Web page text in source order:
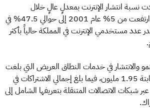
نسبة انتشار الإنترنت بمعدلٍ عالٍ خلال
السنوات الماضية حيث ارتفعت من 5% عام 2001 إلى حوالي 47.5% في
2011م. ويقدر عدد مستخدمي الإنترنت في المملكة حالياً بأكثر
والانتشار في خدمات النطاق العريض التي بلغت
عبر شبكات الاتصالات الثابتة 1.95 مليون، فيما بلغ إجمالي الاشتراكات في
شبكات الاتصالات المتنقلة بتعريفها الشامل إلى